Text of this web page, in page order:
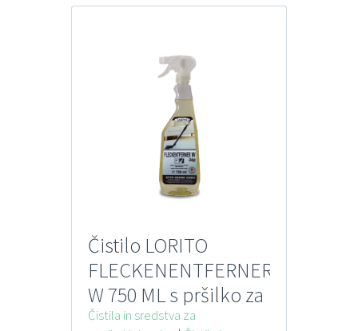
Čistilo LORITO
FLECKENENTFERNER
W 750 ML s pršilko za
vodotopne madeže
Čistila in sredstva za